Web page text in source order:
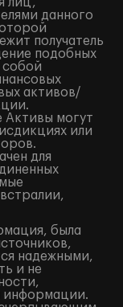
данного
получатель
подобных
собой
активов/
Активы могут
или
для
была
надежными,
и не
информации.